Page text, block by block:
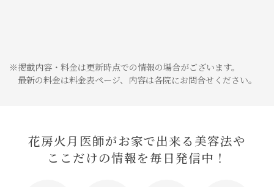
※掲載内容・料金は更新時点での情報の場合がございます。
最新の料金は料金表ページ、内容は各院にお問合せください。
花房火月医師がお家で出来る美容法や
ここだけの情報を毎日発信中！